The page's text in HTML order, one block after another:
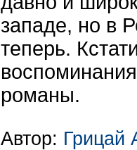
западе, но в
теперь.
романы.
Автор: Грицай